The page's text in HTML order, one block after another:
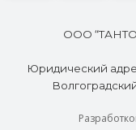
ООО
Юридический